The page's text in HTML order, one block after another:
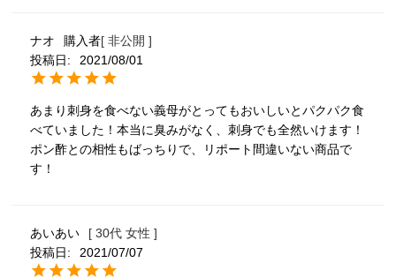
ナオ 購入者 非公開
投稿日
2021/08/01
あまり刺身を食べない義母がとってもおいしいとパクパク食
べていました！本当に臭みがなく、刺身でも全然いけます！
ポン酢との相性もばっちりで、リポート間違いない商品で
す！
あいあい 30代 女性
投稿日
2021/07/07